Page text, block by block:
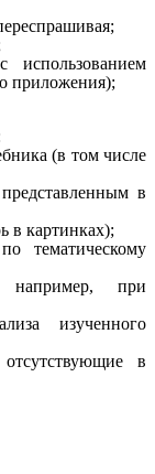
использованием
приложения);
(в том числе
в
в картинках);
тематическому
например, при
изученного
в